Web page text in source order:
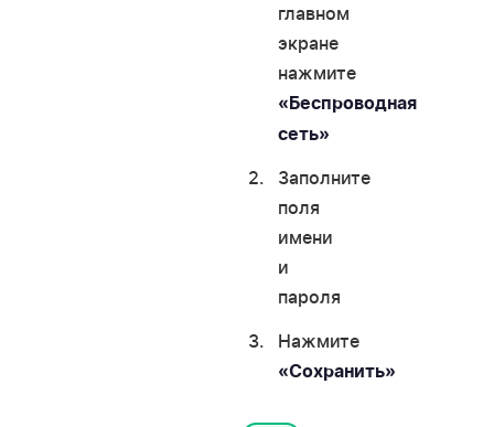
главном
экране
нажмите
«Беспроводная
сеть»
Заполните
поля
имени
и
пароля
Нажмите
«Сохранить»